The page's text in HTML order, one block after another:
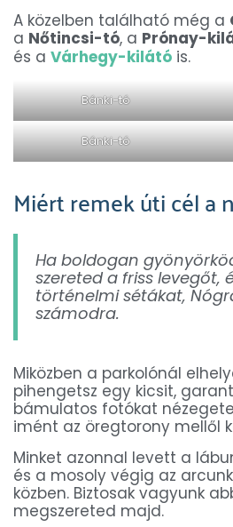
A közelben található még a
a Nőtincsi-tó, a Prónay-
és a Várhegy-kilátó is.
Bánki-tó
Bánki-tó
Miért remek úti cél a
Ha boldogan
szereted a friss levegőt,
történelmi sétákat,
számodra.
Miközben a parkolónál
pihengetsz egy kicsit,
bámulatos fotókat
imént az öregtorony mellől
Minket azonnal levett a
és a mosoly végig az
közben. Biztosak vagyunk
megszereted majd.